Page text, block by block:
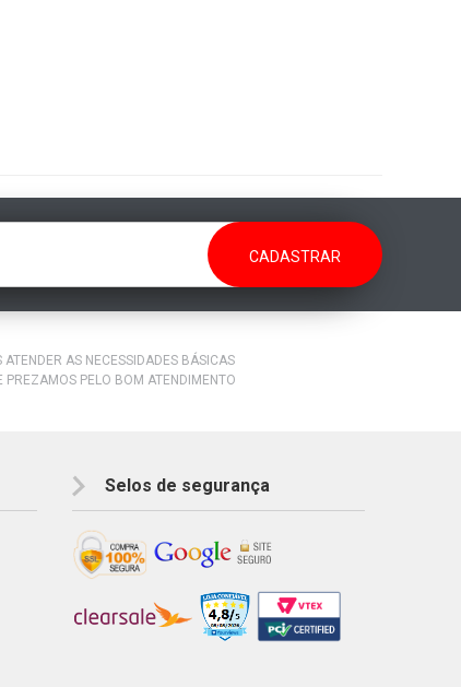
AS NECESSIDADES BÁSICAS
PELO BOM ATENDIMENTO
Selos de segurança